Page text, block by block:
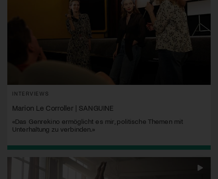
INTERVIEWS
Marion Le Corroller | SANGUINE
«Das Genrekino ermöglicht es mir, politische Themen mit
Unterhaltung zu verbinden.»